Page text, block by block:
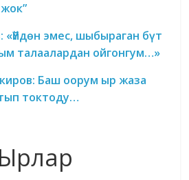
«Үйдөн эмес, шыбыраган бүт
талаалардан ойгонгум…»
Баш оорум ыр жаза
токтоду…
Ырлар